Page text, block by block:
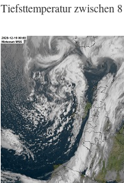
Tiefsttemperatur zwischen